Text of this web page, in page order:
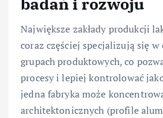
Największe zakłady produkcji
coraz częściej specjalizują się
grupach produktowych, co
procesy i lepiej kontrolować
jedna fabryka może
architektonicznych (profile